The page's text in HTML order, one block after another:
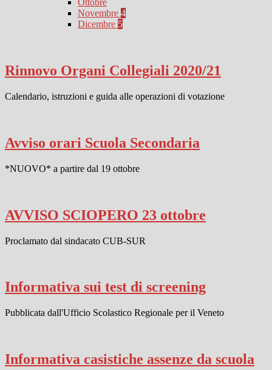
Ottobre
Novembre 4
Dicembre 5
Rinnovo Organi Collegiali 2020/21
Calendario, istruzioni e guida alle operazioni di votazione
Avviso orari Scuola Secondaria
*NUOVO* a partire dal 19 ottobre
AVVISO SCIOPERO 23 ottobre
Proclamato dal sindacato CUB-SUR
Informativa sui test di screening
Pubblicata dall'Ufficio Scolastico Regionale per il Veneto
Informativa casistiche assenze da scuola